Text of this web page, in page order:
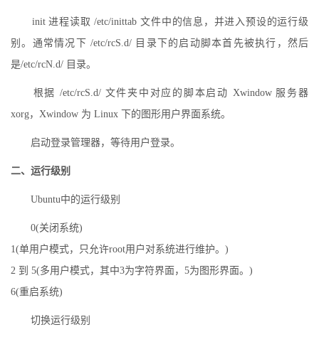
init 进程读取 /etc/inittab 文件中的信息，并进入预设的运行级
别。通常情况下 /etc/rcS.d/ 目录下的启动脚本首先被执行，然后
是/etc/rcN.d/ 目录。
根据 /etc/rcS.d/ 文件夹中对应的脚本启动 Xwindow 服务器
xorg，Xwindow 为 Linux 下的图形用户界面系统。
启动登录管理器，等待用户登录。
二、运行级别
Ubuntu中的运行级别
0(关闭系统)
1(单用户模式，只允许root用户对系统进行维护。)
2 到 5(多用户模式，其中3为字符界面，5为图形界面。)
6(重启系统)
切换运行级别